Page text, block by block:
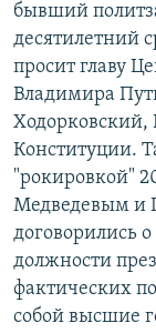
бывший
десятилетний
просит главу
Владимира
Ходорковский,
Конституции.
"рокировкой"
Медведевым и
договорились
должности
фактических
собой высшие